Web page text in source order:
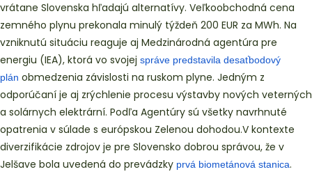
vrátane Slovenska hľadajú alternatívy. Veľkoobchodná cena
zemného plynu prekonala minulý týždeň 200 EUR za MWh. Na
vzniknutú situáciu reaguje aj Medzinárodná agentúra pre
energiu (IEA), ktorá vo svojej správe predstavila desaťbodový
plán obmedzenia závislosti na ruskom plyne. Jedným z
odporúčaní je aj zrýchlenie procesu výstavby nových veterných
a solárnych elektrární. Podľa Agentúry sú všetky navrhnuté
opatrenia v súlade s európskou Zelenou dohodou.V kontexte
diverzifikácie zdrojov je pre Slovensko dobrou správou, že v
Jelšave bola uvedená do prevádzky prvá biometánová stanica.